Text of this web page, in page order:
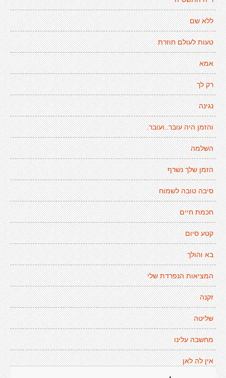
ללא שם
טעות לעולם חוזרת
אמא
רק לך
נגינה
והזמן היה עובר..ועובר.
השלמה
הזמן שלך נשרף
סיבה טובה לשמוח
חכמת חיים
קטע סיום
בא והולך
המציאות הנפרדת שלי
זקנה
שליטה
מחשבה עלינו
אין לה לאן